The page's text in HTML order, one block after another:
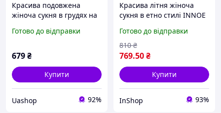
Красива подовжена
жіноча сукня в грудях на
софт SM LXL фрез
Готово до відправки
679₴
Купити
Uashop 92%
Красива літня жіноча
сукня в етно стилі INNOE
Готово до відправки
769.50₴
810 ₴
Купити
InShop 93%